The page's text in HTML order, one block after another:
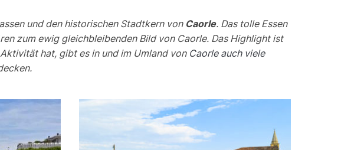
und den historischen Stadtkern von Caorle. Das tolle Essen
zum ewig gleichbleibenden Bild von Caorle. Das Highlight ist
hat, gibt es in und im Umland von Caorle auch viele